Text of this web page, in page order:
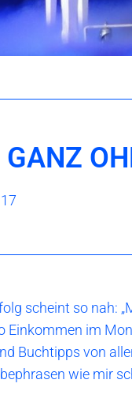
GANZ
scheint so nah:
Einkommen im
Buchtipps von
wie mir